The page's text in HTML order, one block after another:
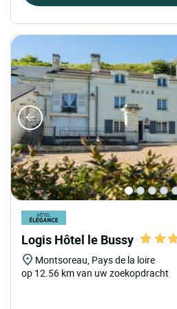
Logis Hôtel le Bussy
Montsoreau, Pays de la loire
op 12.56 km van uw zoekopdracht